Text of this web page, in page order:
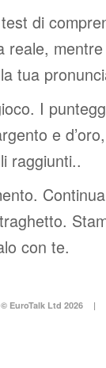
di
reale,
tua
I
e
raggiunti..
con te.
© EuroTalk Ltd 2026 |